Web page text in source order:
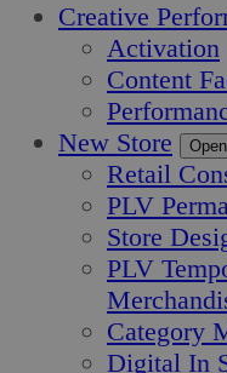
Creative
Activation
Content
New Store
Retail
PLV
Store
PLV
Category
Digital In